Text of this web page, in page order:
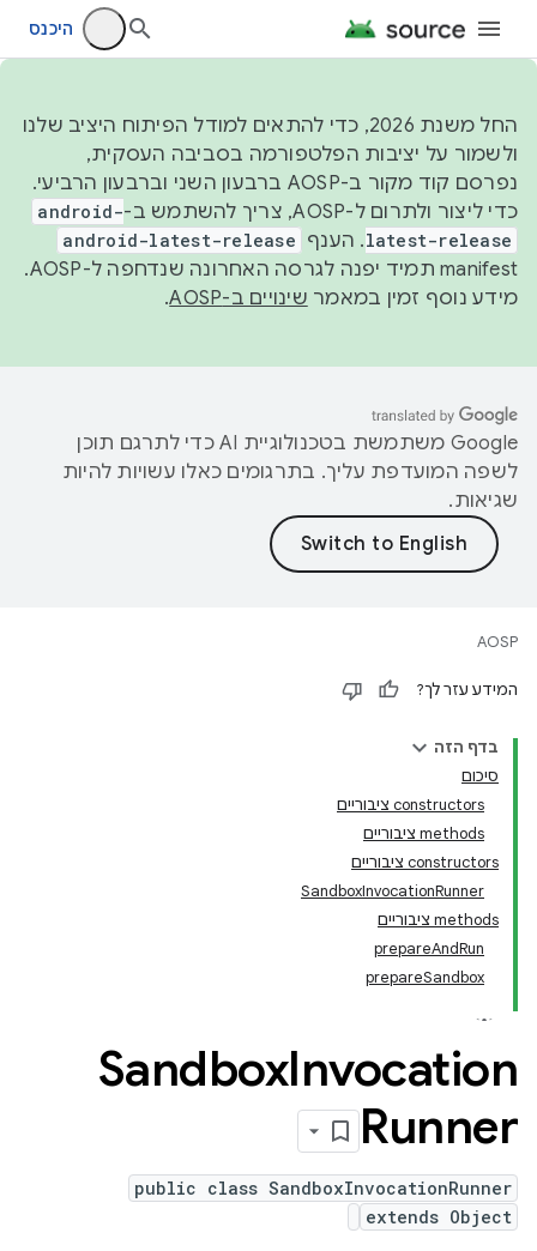
היכנס
החל משנת 2026, כדי להתאים למודל הפיתוח היציב שלנו
ולשמור על יציבות הפלטפורמה בסביבה העסקית,
נפרסם קוד מקור ב-AOSP ברבעון השני וברבעון הרביעי.
כדי ליצור ולתרום ל-AOSP, צריך להשתמש ב-
android-
latest-release. הענף android-latest-release
manifest תמיד יפנה לגרסה האחרונה שנדחפה ל-AOSP.
מידע נוסף זמין במאמר שינויים ב-AOSP .
‫Google משתמשת בטכנולוגיית AI כדי לתרגם תוכן
לשפה המועדפת עליך. בתרגומים כאלו עשויות להיות
שגיאות.
AOSP
המידע עזר לך?
בדף הזה
סיכום
‫constructors ציבוריים
‫methods ציבוריים
‫constructors ציבוריים
SandboxInvocationRunner
‫methods ציבוריים
prepareAndRun
prepareSandbox
SandboxInvocation
Runner
public class SandboxInvocationRunner
extends Object